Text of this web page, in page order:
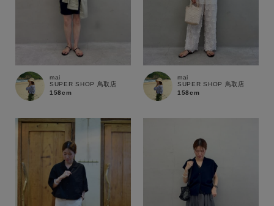
セール価格 WEB限定
在庫なし含む
mai
SUPER SHOP 鳥取店
158cm
mai
SUPER SHOP 鳥取店
158cm